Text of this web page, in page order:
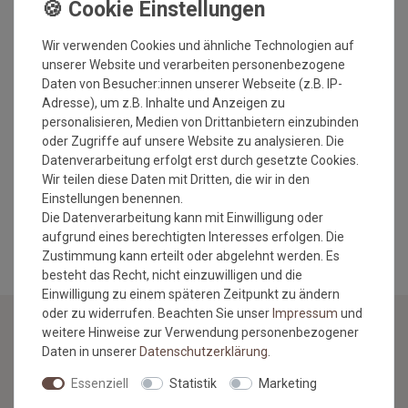
für Fussbodenheizung geeignet
Verlegehinweis:
Bei Versiegelungen mit Wasserlacken empfehlen wir
vor dem auflegen der Unterlage eine Aushärtungszeit
der Versiegelung von mindestens 3 Monaten.
Nur geeignet bei lösemittelfreien Öl- und
Wachsversiegelungen.
Bei Nässe keine Haft- und keine Antirutschwirkung!
MEHR INFORMATIONEN ZUM EU VERANTWORTLICHEN »
NEWSLETTER
Wir verwenden Cookies und ähnliche Technologien auf
unserer Website und verarbeiten personenbezogene
Daten von Besucher:innen unserer Webseite (z.B. IP-
Adresse), um z.B. Inhalte und Anzeigen zu
personalisieren, Medien von Drittanbietern einzubinden
oder Zugriffe auf unsere Website zu analysieren. Die
Datenverarbeitung erfolgt erst durch gesetzte Cookies.
Wir teilen diese Daten mit Dritten, die wir in den
Einstellungen benennen.
Die Datenverarbeitung kann mit Einwilligung oder
aufgrund eines berechtigten Interesses erfolgen. Die
Zustimmung kann erteilt oder abgelehnt werden. Es
besteht das Recht, nicht einzuwilligen und die
Einwilligung zu einem späteren Zeitpunkt zu ändern
oder zu widerrufen. Beachten Sie unserImpressum und
weitere Hinweise zur Verwendung personenbezogener
Daten in unsererDaten­schutz­erklärung
Essenziell Statistik Marketing